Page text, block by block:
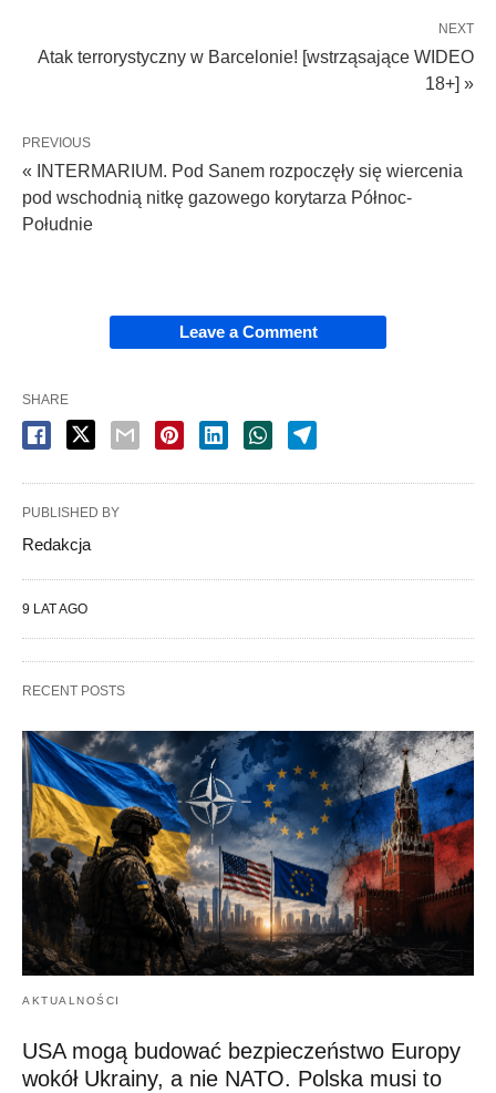
NEXT
Atak terrorystyczny w Barcelonie! [wstrząsające WIDEO
18+] »
PREVIOUS
« INTERMARIUM. Pod Sanem rozpoczęły się wiercenia
pod wschodnią nitkę gazowego korytarza Północ-
Południe
Leave a Comment
SHARE
PUBLISHED BY
Redakcja
9 LAT AGO
RECENT POSTS
AKTUALNOŚCI
USA mogą budować bezpieczeństwo Europy
wokół Ukrainy, a nie NATO. Polska musi to